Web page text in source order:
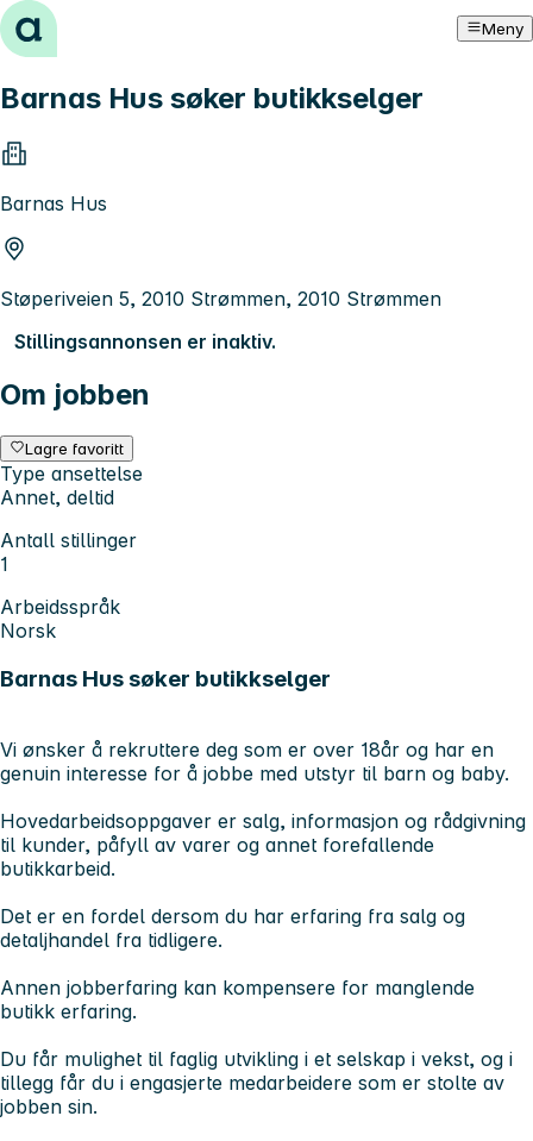
Hopp til innhold Meny
Barnas Hus søker butikkselger
Barnas Hus
Støperiveien 5, 2010 Strømmen, 2010 Strømmen
Stillingsannonsen er inaktiv.
Om jobben
Lagre favoritt
Type ansettelse
Annet, deltid
Antall stillinger
1
Arbeidsspråk
Norsk
Barnas Hus søker butikkselger
Vi ønsker å rekruttere deg som er over 18år og har en
genuin interesse for å jobbe med utstyr til barn og baby.
Hovedarbeidsoppgaver er salg, informasjon og rådgivning
til kunder, påfyll av varer og annet forefallende
butikkarbeid.
Det er en fordel dersom du har erfaring fra salg og
detaljhandel fra tidligere.
Annen jobberfaring kan kompensere for manglende
butikk erfaring.
Du får mulighet til faglig utvikling i et selskap i vekst, og i
tillegg får du i engasjerte medarbeidere som er stolte av
jobben sin.